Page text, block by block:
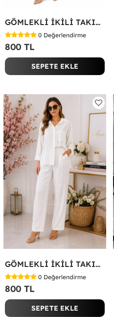
GÖMLEKLİ İKİLİ TAKIM Fuşya
0 Değerlendirme
800 TL
SEPETE EKLE
GÖMLEKLİ İKİLİ TAKIM Beyaz
0 Değerlendirme
800 TL
SEPETE EKLE